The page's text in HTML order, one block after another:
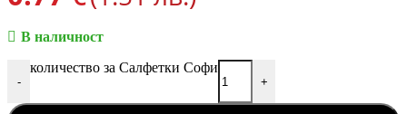
В наличност
-
количество за Салфетки Софи
+